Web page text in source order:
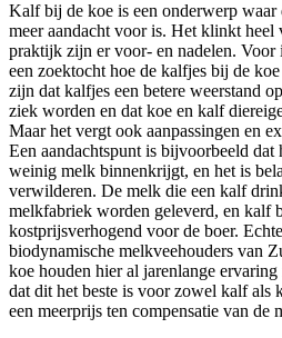
Kalf bij de koe is een onderwerp waar
meer aandacht voor is. Het klinkt heel
praktijk zijn er voor- en nadelen. Voor
een zoektocht hoe de kalfjes bij de
zijn dat kalfjes een betere weerstand
ziek worden en dat koe en kalf
Maar het vergt ook aanpassingen en
Een aandachtspunt is bijvoorbeeld
weinig melk binnenkrijgt, en het is
verwilderen. De melk die een kalf
melkfabriek worden geleverd, en kalf
kostprijsverhogend voor de boer.
biodynamische melkveehouders van
koe houden hier al jarenlange
dat dit het beste is voor zowel kalf als
een meerprijs ten compensatie van de